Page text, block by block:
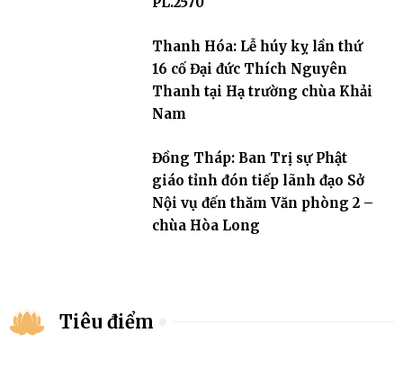
Thanh Hóa: Lễ húy kỵ lần thứ
16 cố Đại đức Thích Nguyên
Thanh tại Hạ trường chùa Khải
Nam
Đồng Tháp: Ban Trị sự Phật
giáo tỉnh đón tiếp lãnh đạo Sở
Nội vụ đến thăm Văn phòng 2 –
chùa Hòa Long
Tiêu điểm